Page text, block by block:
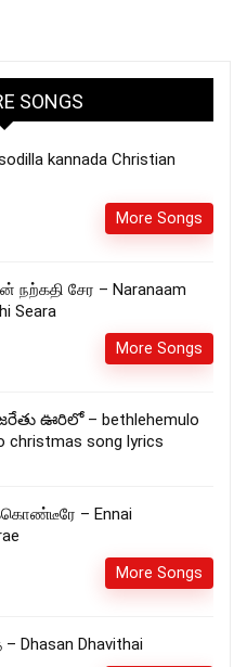
SONGS
kannada Christian
More Songs
நற்கதி சேர – Naranaam
Seara
More Songs
ఊరిలో – bethlehemulo
christmas song lyrics
– Ennai
More Songs
Dhasan Dhavithai